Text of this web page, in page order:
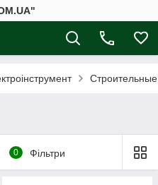
0 Фільтри